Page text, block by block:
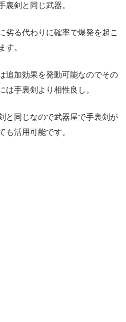
剣と同じ武器。
る代わりに確率で爆発を起こ
す。
追加効果を発動可能なのでその
は手裏剣より相性良し。
と同じなので武器屋で手裏剣が
も活用可能です。